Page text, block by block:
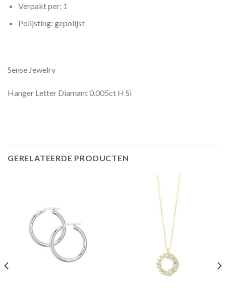
Verpakt per: 1
Polijsting: gepolijst
Sense Jewelry
Hanger Letter Diamant 0.005ct H Si
GERELATEERDE PRODUCTEN